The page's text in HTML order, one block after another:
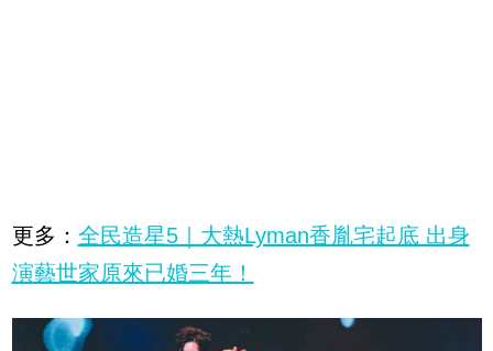
更多： 全民造星5｜大熱Lyman香胤宅起底 出身
演藝世家原來已婚三年！